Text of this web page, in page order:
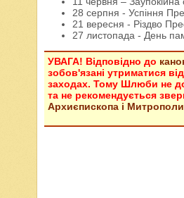
28 серпня - Успіння
21 вересня - Різдво
27 листопада - День
УВАГА! Відповідно до
зобов'язані утриматися
заходах. Тому Шлюби не
та не рекомендується
Архиєпископа і